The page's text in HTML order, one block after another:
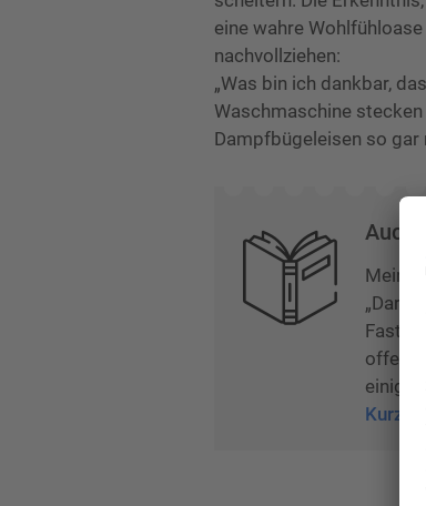
eine wahre
nachvollziehen:
„Was bin ich dankbar,
Waschmaschine
Dampfbügeleisen so gar
Mein
„Darf
Fast
offen